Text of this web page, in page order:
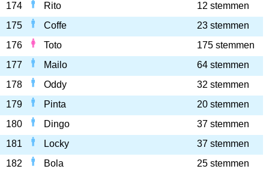
174
Rito
12 stemmen
175
Coffe
23 stemmen
176
Toto
175 stemmen
177
Mailo
64 stemmen
178
Oddy
32 stemmen
179
Pinta
20 stemmen
180
Dingo
37 stemmen
181
Locky
37 stemmen
182
Bola
25 stemmen